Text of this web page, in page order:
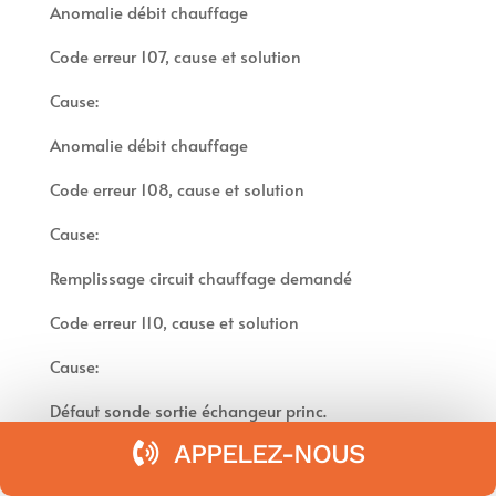
Anomalie débit chauffage
Code erreur 107, cause et solution
Cause:
Anomalie débit chauffage
Code erreur 108, cause et solution
Cause:
Remplissage circuit chauffage demandé
Code erreur 110, cause et solution
Cause:
Défaut sonde sortie échangeur princ.
Code erreur 112, cause et solution
APPELEZ-NOUS